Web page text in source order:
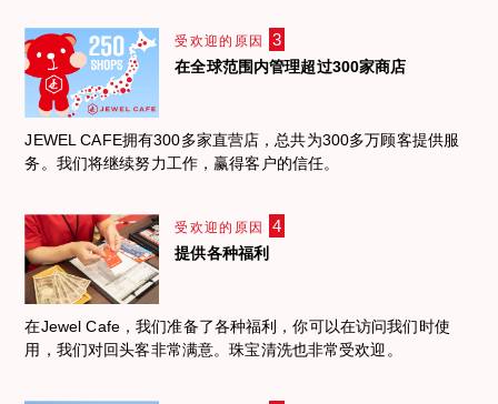
受欢迎的原因 3
在全球范围内管理超过300家商店
JEWEL CAFE拥有300多家直营店，总共为300多万顾客提供服
务。我们将继续努力工作，赢得客户的信任。
受欢迎的原因 4
提供各种福利
在Jewel Cafe，我们准备了各种福利，你可以在访问我们时使
用，我们对回头客非常满意。珠宝清洗也非常受欢迎。